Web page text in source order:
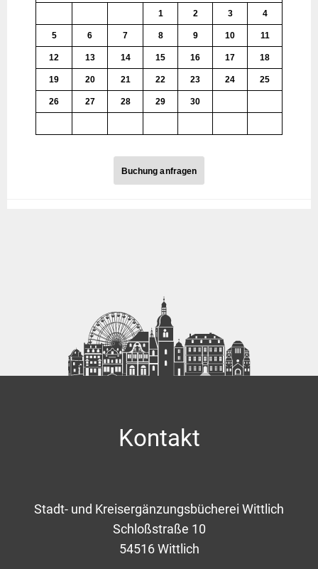
1 2 3 4
5 6 7 8 9 10 11
12 13 14 15 16 17 18
19 20 21 22 23 24 25
26 27 28 29 30
Buchung anfragen
Ihre Straße, Nr.
Kontakt
Stadt- und Kreisergänzungsbücherei Wittlich
Schloßstraße 10
54516 Wittlich